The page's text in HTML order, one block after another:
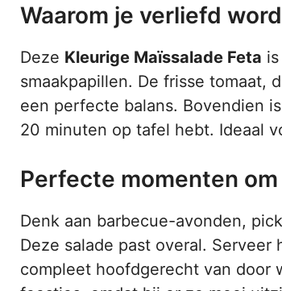
Waarom je verliefd
Deze Kleurige Maïssalade Feta
smaakpapillen. De frisse tomaat,
een perfecte balans. Bovendien
20 minuten op tafel hebt. Ideaal
Perfecte momenten
Denk aan barbecue-avonden,
Deze salade past overal.
compleet hoofdgerecht van door